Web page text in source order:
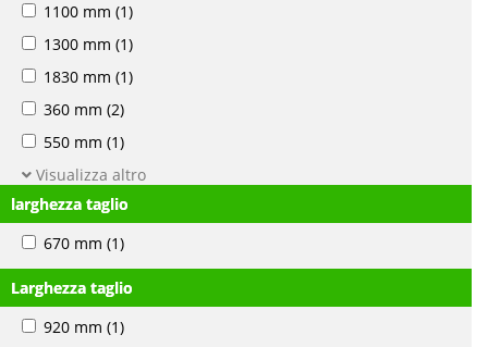
1100 mm (1)
1300 mm (1)
1830 mm (1)
360 mm (2)
550 mm (1)
Visualizza altro
larghezza taglio
670 mm (1)
Larghezza taglio
920 mm (1)